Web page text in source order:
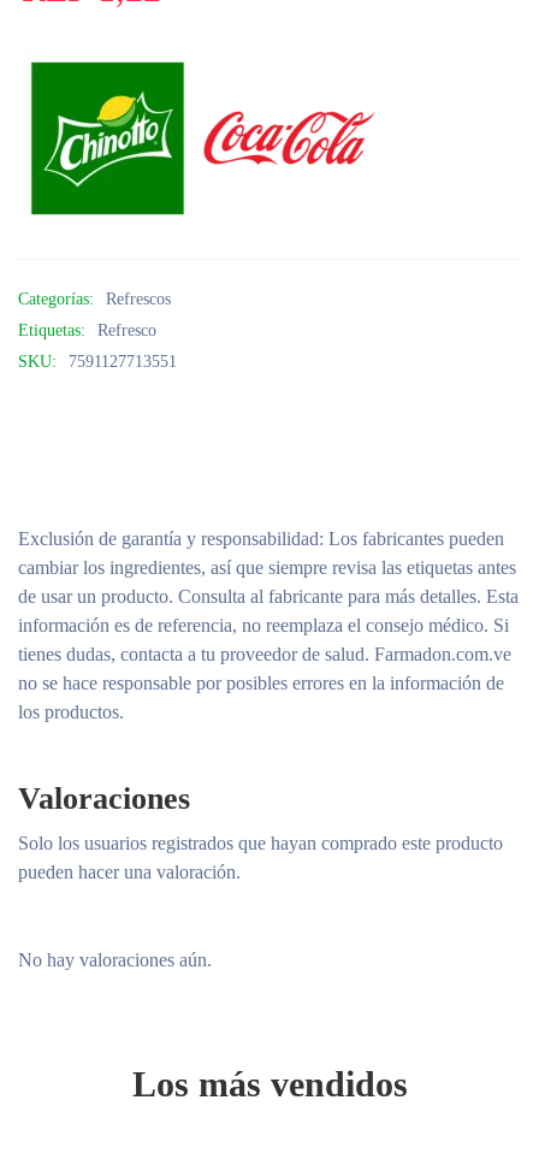
Categorías:
Refrescos
Etiquetas:
Refresco
SKU:
7591127713551
Exclusión de garantía y responsabilidad: Los fabricantes pueden
cambiar los ingredientes, así que siempre revisa las etiquetas antes
de usar un producto. Consulta al fabricante para más detalles. Esta
información es de referencia, no reemplaza el consejo médico. Si
tienes dudas, contacta a tu proveedor de salud. Farmadon.com.ve
no se hace responsable por posibles errores en la información de
los productos.
Valoraciones
No hay valoraciones aún.
Solo los usuarios registrados que hayan comprado este producto
pueden hacer una valoración.
Los más vendidos